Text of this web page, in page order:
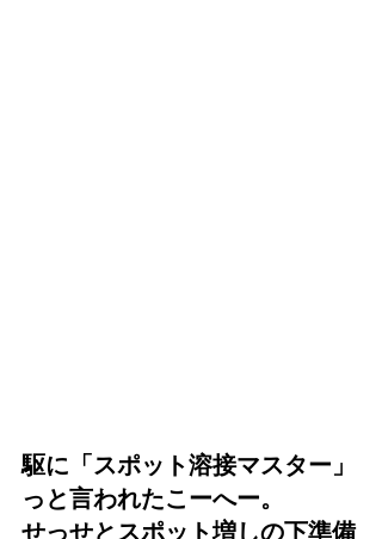
駆に「スポット溶接マスター」
っと言われたこーへー。
せっせとスポット増しの下準備